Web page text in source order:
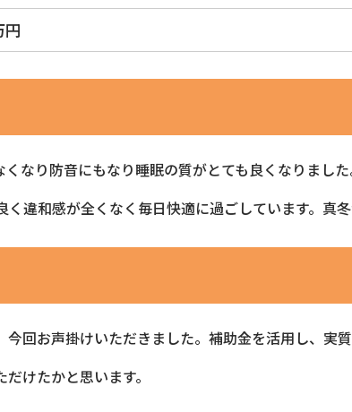
円
なり防音にもなり睡眠の質がとても良くなりまし
違和感が全くなく毎日快適に過ごしています。真冬
回お声掛けいただきました。補助金を活用し、実
けたかと思います。